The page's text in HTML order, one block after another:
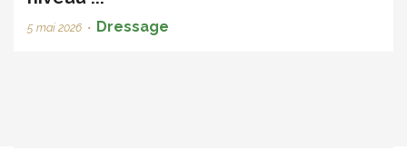
5 mai 2026 • Dressage